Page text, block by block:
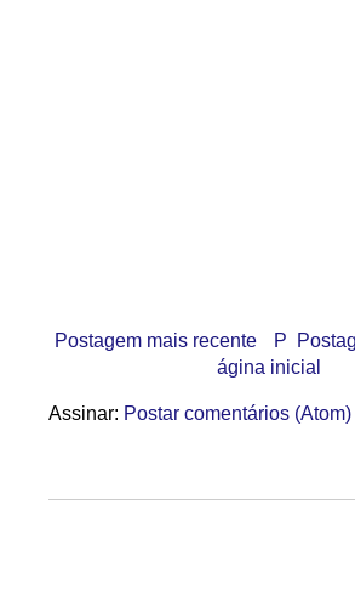
Postagem mais recente
P
ágina inicial
Assinar: Postar comentários (Atom)